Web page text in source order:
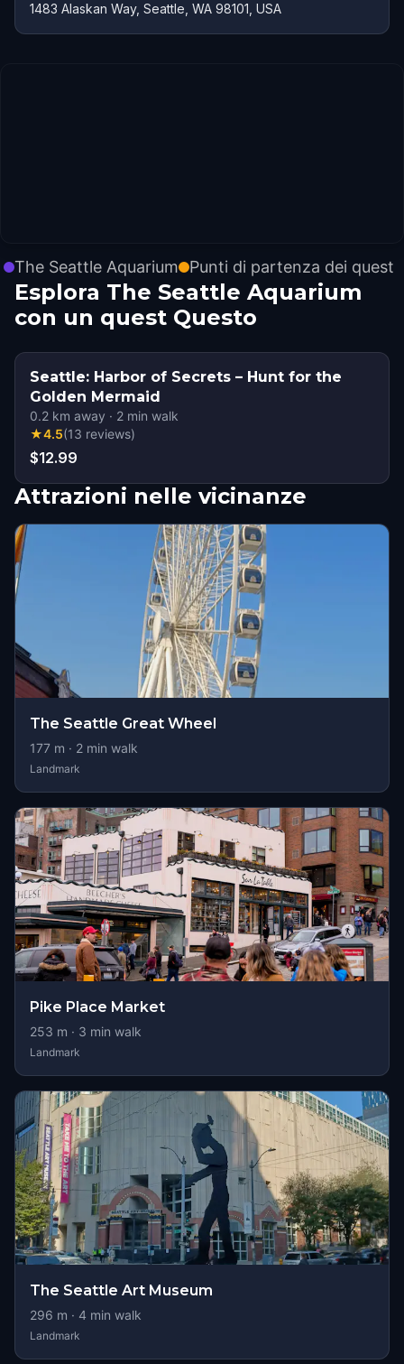
1483 Alaskan Way, Seattle, WA 98101, USA
The Seattle Aquarium Punti di partenza dei quest
Esplora The Seattle Aquarium
con un quest Questo
Seattle: Harbor of Secrets – Hunt for the
Golden Mermaid
0.2 km away · 2 min walk
★4.5(13 reviews)
$12.99
Attrazioni nelle vicinanze
The Seattle Great Wheel
177 m · 2 min walk
Landmark
Pike Place Market
253 m · 3 min walk
Landmark
The Seattle Art Museum
296 m · 4 min walk
Landmark